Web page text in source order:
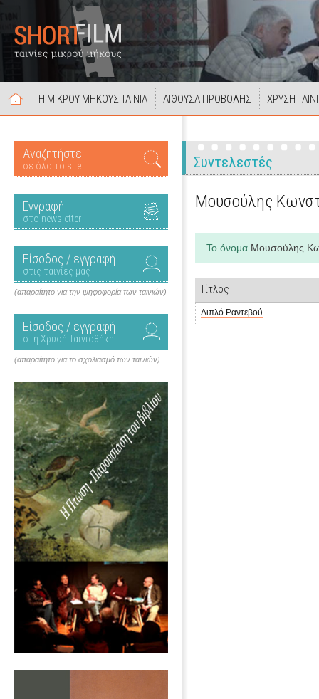
Η ΜΙΚΡΟΥ ΜΗΚΟΥΣ ΤΑΙΝΙΑ ΑΙΘΟΥΣΑ ΠΡΟΒΟΛΗΣ ΧΡΥΣΗ
Αναζητήστε
σε όλο το site
Εγγραφή
στο newsletter
Είσοδος / εγγραφή
στις ταινίες μας
(απαραίτητο για την ψηφοφορία των ταινιών)
Είσοδος / εγγραφή
στη Χρυσή Ταινιοθήκη
(απαραίτητο για το σχολιασμό των ταινιών)
Συντελεστές
Μουσούλης
Το όνομα Μουσούλης
Τίτλος
Διπλό Ραντεβού